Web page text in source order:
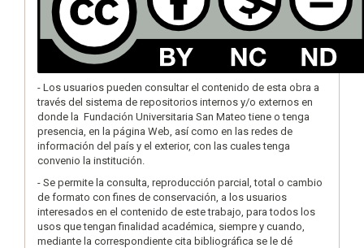
- Los usuarios pueden consultar el contenido de esta obra a
través del sistema de repositorios internos y/o externos en
donde la Fundación Universitaria San Mateo tiene o tenga
presencia, en la página Web, así como en las redes de
información del país y el exterior, con las cuales tenga
convenio la institución.
- Se permite la consulta, reproducción parcial, total o cambio
de formato con fines de conservación, a los usuarios
interesados en el contenido de este trabajo, para todos los
usos que tengan finalidad académica, siempre y cuando,
mediante la correspondiente cita bibliográfica se le dé